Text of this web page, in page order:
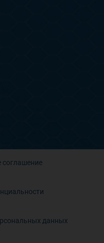
соглашение
данных